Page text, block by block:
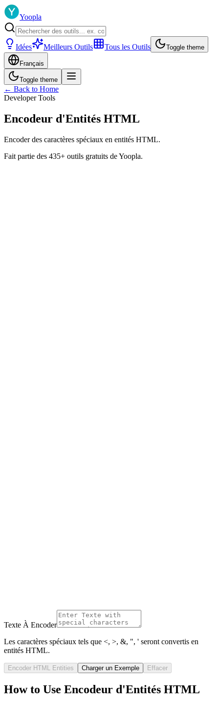
Yoopla
Idées Meilleurs Outils Tous les Outils Toggle theme
Français
Toggle theme
← Back to Home
Developer Tools
Encodeur d'Entités HTML
Encoder des caractères spéciaux en entités HTML.
Fait partie des 435+ outils gratuits de Yoopla.
Texte À Encoder
Les caractères spéciaux tels que <, >, &, ", ' seront convertis en
entités HTML.
Encoder HTML Entities Charger un Exemple Effacer
How to Use Encodeur d'Entités HTML